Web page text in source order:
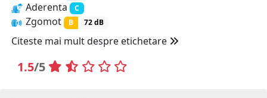
Aderenta C
Zgomot B 72 dB
Citeste mai mult despre etichetare
1.5/5